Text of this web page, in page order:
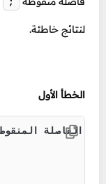
;
لنتائج خاطئة.
الخطأ الأول